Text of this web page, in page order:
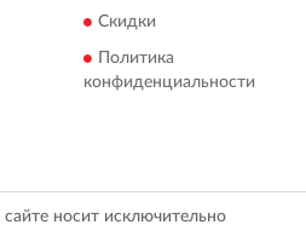
Скидки
Политика
конфиденциальности
носит исключительно